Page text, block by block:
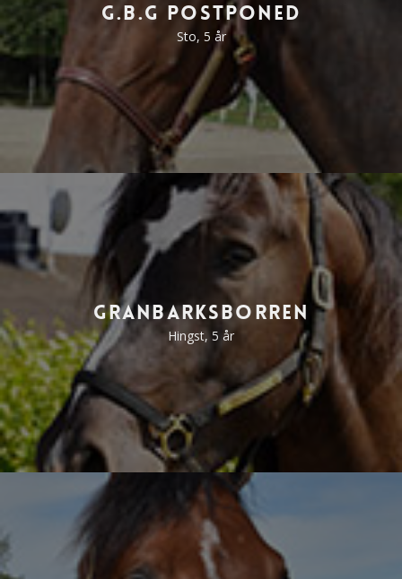
G.B.G Postponed
Sto, 5 år
Granbarksborren
Hingst, 5 år